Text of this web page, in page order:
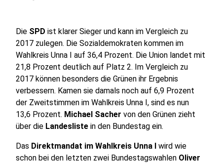
Die SPD ist klarer Sieger und kann im Vergleich zu
2017 zulegen. Die Sozialdemokraten kommen im
Wahlkreis Unna I auf 36,4 Prozent. Die Union landet mit
21,8 Prozent deutlich auf Platz 2. Im Vergleich zu
2017 können besonders die Grünen ihr Ergebnis
verbessern. Kamen sie damals noch auf 6,9 Prozent
der Zweitstimmen im Wahlkreis Unna I, sind es nun
13,6 Prozent. Michael Sacher von den Grünen zieht
über die Landesliste in den Bundestag ein.
Das Direktmandat im Wahlkreis Unna I wird wie
schon bei den letzten zwei Bundestagswahlen Oliver